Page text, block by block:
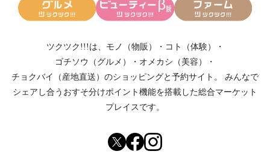
ツクツク!!!は、 モノ（物販） ・ コト（体験）
・
ゴチソウ（グルメ）
・ オメカシ（美容）
・
チョクバイ（産地直送） のショッピングと予約サイト。
みんなで
シェアし合う おすそ分けポイント機能を搭載した総合マーケット
プレイスです。